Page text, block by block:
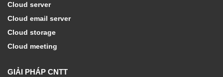
Cloud server
Cloud email server
Cloud storage
Cloud meeting
GIẢI PHÁP CNTT